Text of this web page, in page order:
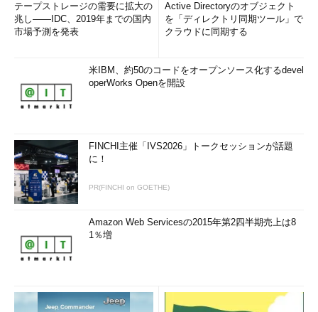
テープストレージの需要に拡大の
兆し――IDC、2019年までの国内
市場予測を発表
Active Directoryのオブジェクト
を「ディレクトリ同期ツール」で
クラウドに同期する
米IBM、約50のコードをオープンソース化するdevel
operWorks Openを開設
FINCHI主催「IVS2026」トークセッションが話題
に！
PR(FINCHI on GOETHE)
Amazon Web Servicesの2015年第2四半期売上は8
1％増